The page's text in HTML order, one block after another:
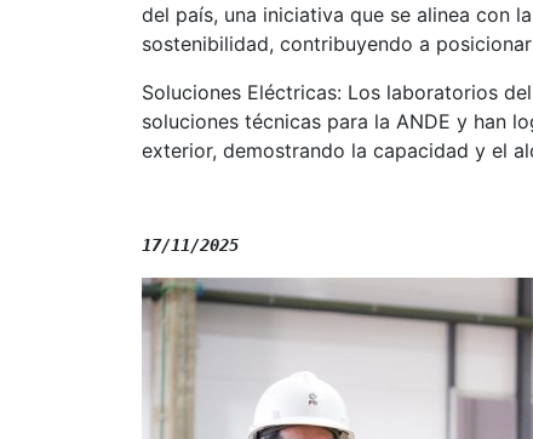
del país, una iniciativa que se alinea con
sostenibilidad, contribuyendo a
Soluciones Eléctricas: Los laboratorios
soluciones técnicas para la ANDE y han
exterior, demostrando la capacidad y el
17/11/2025